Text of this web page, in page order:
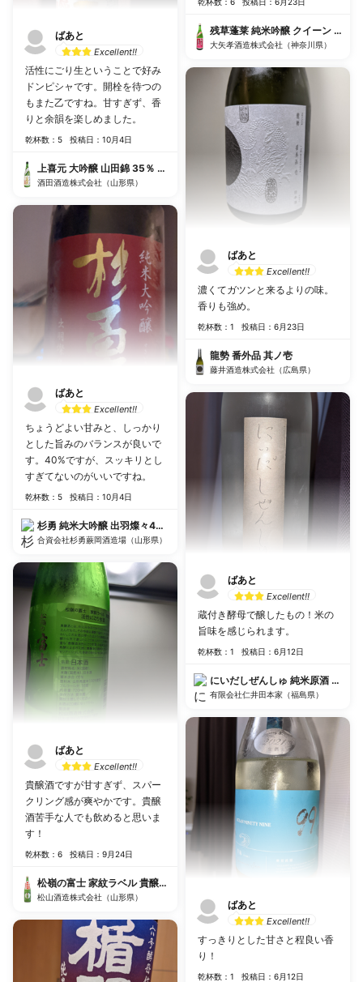
ばあと
Excellent!!
活性にごり生ということで好み
ドンピシャです。開栓を待つの
もまた乙ですね。甘すぎず、香
りと余韻を楽しめました。
乾杯数：5 投稿日：10月4日
上喜元 大吟醸 山田錦 35％ 活性荒走り
酒田酒造株式会社（山形県）
ばあと
Excellent!!
ちょうどよい甘みと、しっかり
とした旨みのバランスが良いで
す。40%ですが、スッキリとし
すぎてないのがいいですね。
乾杯数：5 投稿日：10月4日
杉勇 純米大吟醸 出羽燦々40 原酒 特注品
合資会社杉勇蕨岡酒造場（山形県）
ばあと
Excellent!!
貴醸酒ですが甘すぎず、スパー
クリング感が爽やかです。貴醸
酒苦手な人でも飲めると思いま
す！
乾杯数：6 投稿日：9月24日
松嶺の富士 家紋ラベル 貴醸酒 活性にごり生酒超限定品
松山酒造株式会社（山形県）
残草蓬莱 純米吟醸 クイーン 槽場
大矢孝酒造株式会社（神奈川県）
ばあと
Excellent!!
濃くてガツンと来るよりの味。
香りも強め。
乾杯数：1 投稿日：6月23日
龍勢 番外品 其ノ壱
藤井酒造株式会社（広島県）
ばあと
Excellent!!
蔵付き酵母で醸したもの！米の
旨味を感じられます。
乾杯数：1 投稿日：6月12日
にいだしぜんしゅ 純米原酒 中汲
有限会社仁井田本家（福島県）
ばあと
Excellent!!
すっきりとした甘さと程良い香
り！
乾杯数：1 投稿日：6月12日